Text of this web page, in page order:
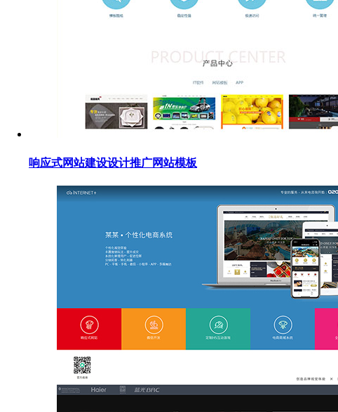
响应式网站建设设计推广网站模板